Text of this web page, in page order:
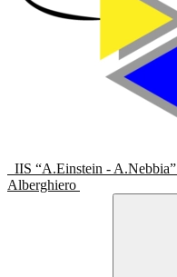
IIS “A.Einstein - A.Nebbia”
Alberghiero